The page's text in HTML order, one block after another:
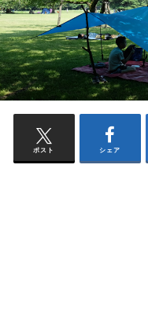
ポスト シェア